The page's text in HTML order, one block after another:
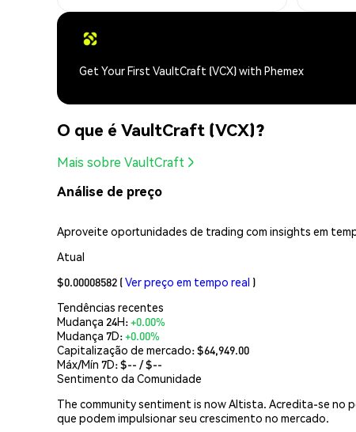
Get Your First VaultCraft (VCX) with Phemex
O que é VaultCraft (VCX)?
Mais sobre VaultCraft
Análise de preço
Aproveite oportunidades de trading com insights em
Atual
$0.00008582 (Ver preço em tempo real )
Tendências recentes
Mudança 24H:+0.00%
Mudança 7D:+0.00%
Capitalização de mercado:$64,949.00
Máx/Mín 7D: $-- / $--
Sentimento da Comunidade
The community sentiment is now Altista. Acredita-se no
que podem impulsionar seu crescimento no mercado.